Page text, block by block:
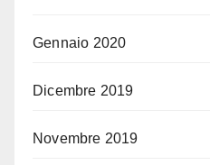
Gennaio 2020
Dicembre 2019
Novembre 2019